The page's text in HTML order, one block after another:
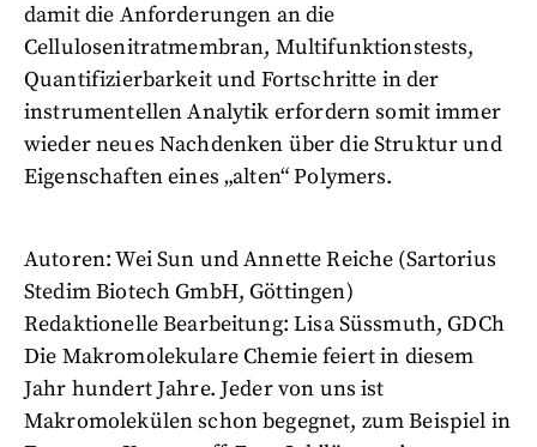
damit die Anforderungen an die
Cellulosenitratmembran, Multifunktionstests,
Quantifizierbarkeit und Fortschritte in der
instrumentellen Analytik erfordern somit immer
wieder neues Nachdenken über die Struktur und
Eigenschaften eines „alten“ Polymers.
Autoren: Wei Sun und Annette Reiche (Sartorius
Stedim Biotech GmbH, Göttingen)
Redaktionelle Bearbeitung: Lisa Süssmuth, GDCh
Die Makromolekulare Chemie feiert in diesem
Jahr hundert Jahre. Jeder von uns ist
Makromolekülen schon begegnet, zum Beispiel in